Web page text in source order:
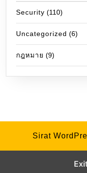
Security (110)
Uncategorized (6)
กฎหมาย (9)
Sirat